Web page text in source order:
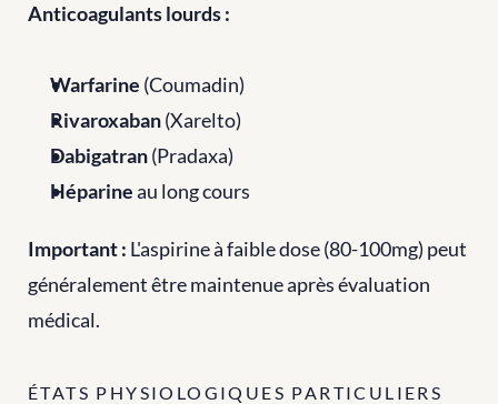
Anticoagulants lourds :
Warfarine (Coumadin)
Rivaroxaban (Xarelto)
Dabigatran (Pradaxa)
Héparine au long cours
Important : L'aspirine à faible dose (80-100mg) peut
généralement être maintenue après évaluation
médical.
ÉTATS PHYSIOLOGIQUES PARTICULIERS